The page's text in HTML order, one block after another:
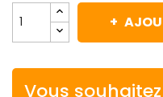
Vous souhaitez